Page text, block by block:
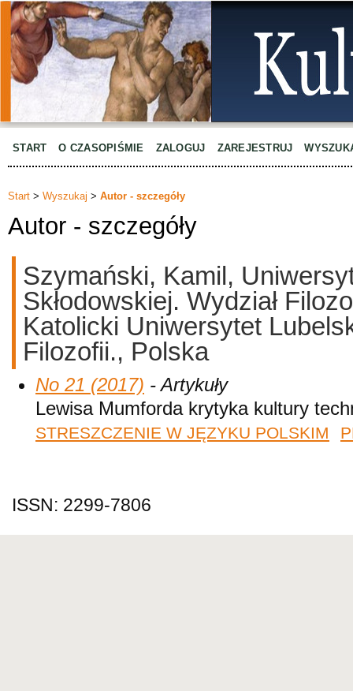
START O CZASOPIŚMIE ZALOGUJ ZAREJESTRUJ
Start > Wyszukaj > Autor - szczegóły
Autor - szczegóły
Szymański, Kamil,
Skłodowskiej. Wydział
Katolicki Uniwersytet
Filozofii., Polska
No 21 (2017) - Artykuły
Lewisa Mumforda krytyka kultury
STRESZCZENIE W JĘZYKU POLSKIM
ISSN: 2299-7806